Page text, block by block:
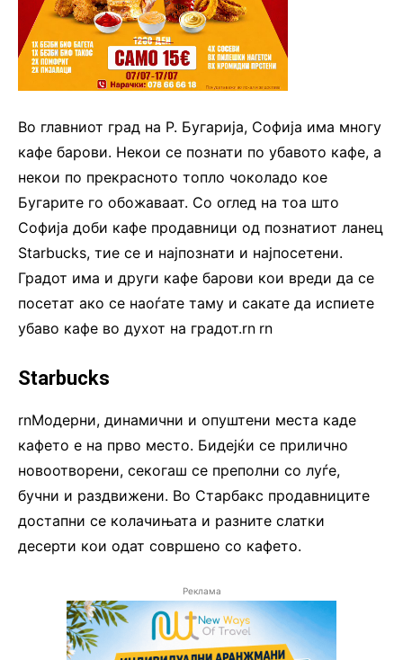
Во главниот град на Р. Бугарија, Софија има многу
кафе барови. Некои се познати по убавото кафе, а
некои по прекрасното топло чоколадо кое
Бугарите го обожаваат. Со оглед на тоа што
Софија доби кафе продавници од познатиот ланец
Starbucks, тие се и најпознати и најпосетени.
Градот има и други кафе барови кои вреди да се
посетат ако се наоѓате таму и сакате да испиете
убаво кафе во духот на градот.rn rn
Starbucks
rnМодерни, динамични и опуштени места каде
кафето е на прво место. Бидејќи се прилично
новоотворени, секогаш се преполни со луѓе,
бучни и раздвижени. Во Старбакс продавниците
достапни се колачињата и разните слатки
десерти кои одат совршено со кафето.
Реклама